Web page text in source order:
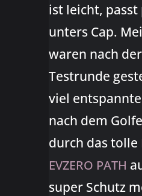
ist leicht,
unters Cap.
waren nach
Testrunde
viel
nach dem
durch das tolle
EVZERO PATH
super Schutz